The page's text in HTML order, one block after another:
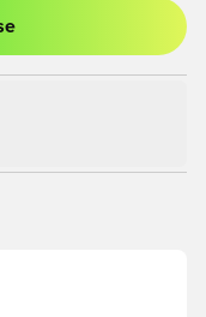
dig som medlem